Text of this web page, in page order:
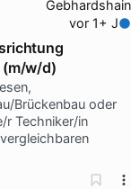
Gebhardshain
vor 1+ J
w/d)
Brückenbau oder
r Techniker/in